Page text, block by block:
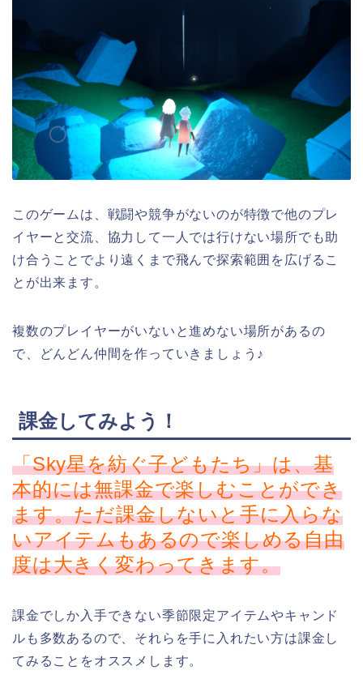
このゲームは、戦闘や競争がないのが特徴で他のプレ
イヤーと交流、協力して一人では行けない場所でも助
け合うことでより遠くまで飛んで探索範囲を広げるこ
とが出来ます。
複数のプレイヤーがいないと進めない場所があるの
で、どんどん仲間を作っていきましょう♪
課金してみよう！
「Sky星を紡ぐ子どもたち」は、基
本的には無課金で楽しむことができ
ます。ただ課金しないと手に入らな
いアイテムもあるので楽しめる自由
度は大きく変わってきます。
課金でしか入手できない季節限定アイテムやキャンド
ルも多数あるので、それらを手に入れたい方は課金し
てみることをオススメします。